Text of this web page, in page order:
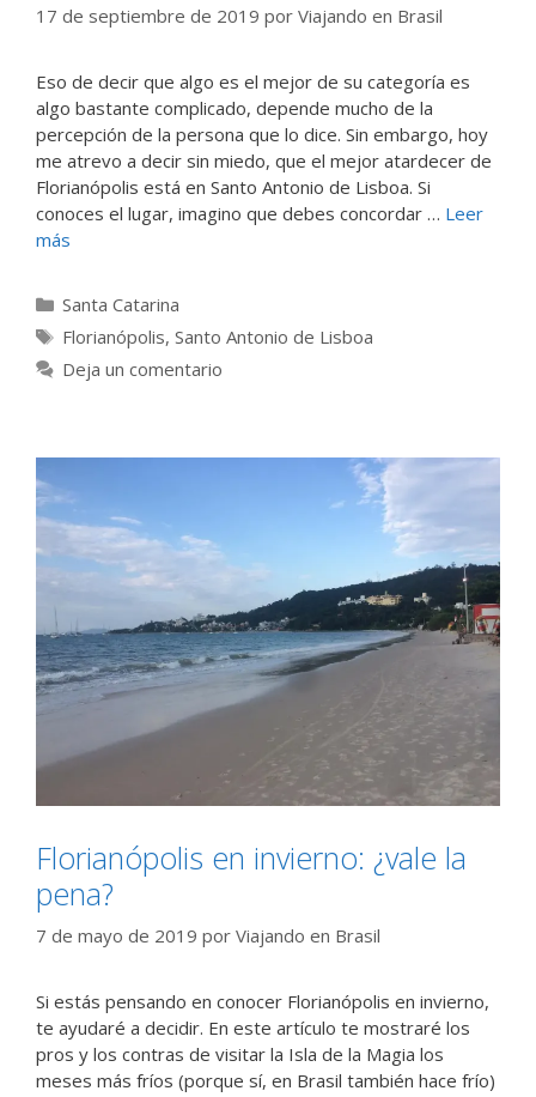
17 de septiembre de 2019 por Viajando en Brasil
Eso de decir que algo es el mejor de su categoría es
algo bastante complicado, depende mucho de la
percepción de la persona que lo dice. Sin embargo, hoy
me atrevo a decir sin miedo, que el mejor atardecer de
Florianópolis está en Santo Antonio de Lisboa. Si
conoces el lugar, imagino que debes concordar … Leer
más
Categorías
Santa Catarina
Etiquetas
Florianópolis, Santo Antonio de Lisboa
Deja un comentario
Florianópolis en invierno: ¿vale la
pena?
7 de mayo de 2019 por Viajando en Brasil
Si estás pensando en conocer Florianópolis en invierno,
te ayudaré a decidir. En este artículo te mostraré los
pros y los contras de visitar la Isla de la Magia los
meses más fríos (porque sí, en Brasil también hace frío)